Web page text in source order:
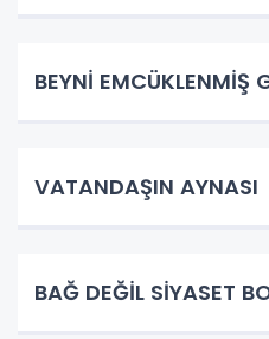
BEYNİ EMCÜKLENMİŞ
VATANDAŞIN AYNASI
BAĞ DEĞİL SİYASET